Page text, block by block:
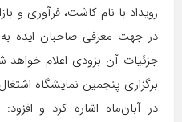
رویداد با نام کاشت، فرآوری و
در جهت معرفی صاحبان ایده به
جزئیات آن بزودی اعلام خواهد
برگزاری پنجمین نمایشگاه
در آبان‌ماه اشاره کرد و